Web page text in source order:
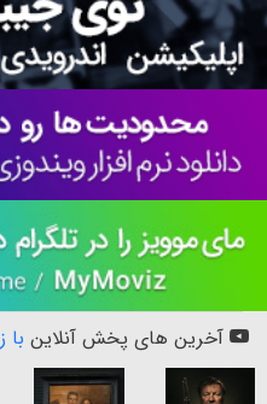
آخرین های پخش آنلاین